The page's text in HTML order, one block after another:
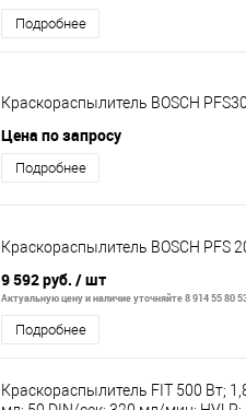
Подробнее
Краскораспылитель BOSCH
Цена по запросу
Подробнее
Краскораспылитель BOSCH PFS
9 592 руб. / шт
Актуальную цену и наличие уточняйте 8 914 55 80
Подробнее
Краскораспылитель FIT 500 Вт;